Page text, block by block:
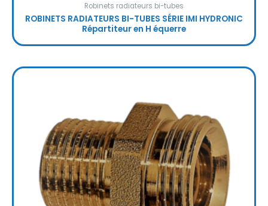
Robinets radiateurs bi-tubes
ROBINETS RADIATEURS BI-TUBES SÉRIE IMI HYDRONIC
Répartiteur en H équerre